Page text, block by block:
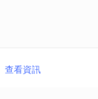
查看資訊